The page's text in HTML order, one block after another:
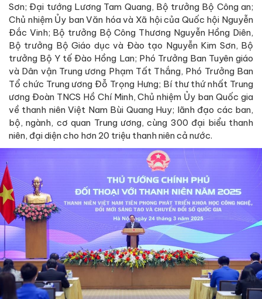
Sơn; Đại tướng Lương Tam Quang, Bộ trưởng Bộ Công an;
Chủ nhiệm Ủy ban Văn hóa và Xã hội của Quốc hội Nguyễn
Đắc Vinh; Bộ trưởng Bộ Công Thương Nguyễn Hồng Diên,
Bộ trưởng Bộ Giáo dục và Đào tạo Nguyễn Kim Sơn, Bộ
trưởng Bộ Y tế Đào Hồng Lan; Phó Trưởng Ban Tuyên giáo
và Dân vận Trung ương Phạm Tất Thắng, Phó Trưởng Ban
Tổ chức Trung ương Đỗ Trọng Hưng; Bí thư thứ nhất Trung
ương Đoàn TNCS Hồ Chí Minh, Chủ nhiệm Ủy ban Quốc gia
về thanh niên Việt Nam Bùi Quang Huy; lãnh đạo các ban,
bộ, ngành, cơ quan Trung ương, cùng 300 đại biểu thanh
niên, đại diện cho hơn 20 triệu thanh niên cả nước.